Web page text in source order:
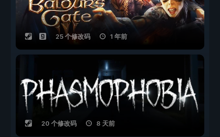
25 个修改码 1 年前
20 个修改码 8 天前